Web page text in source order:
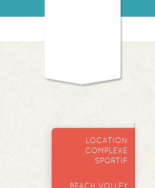
LOCATION
COMPLEXE
SPORTIF
BEACH VOLLEY